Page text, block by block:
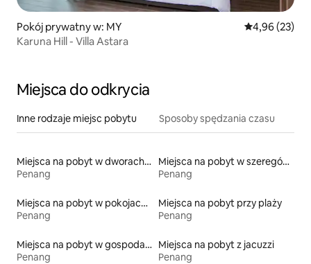
Pokój prywatny w: MY Średnia
4,96 (23)
Karuna Hill - Villa Astara
Miejsca do odkrycia
Inne rodzaje miejsc pobytu Sposoby spędzania czasu
Miejsca na pobyt w dworach i rezydencjach
Penang
Miejsca na pobyt w szeregówkach
Penang
Miejsca na pobyt w pokojach prywatnych z łazienką
Penang
Miejsca na pobyt przy plaży
Penang
Miejsca na pobyt w gospodarstwach agroturystycznych
Penang
Miejsca na pobyt z jacuzzi
Penang